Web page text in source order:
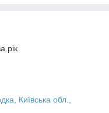
рік
Київська обл.,